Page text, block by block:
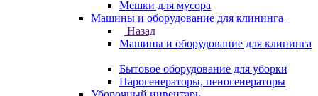
Мешки для мусора
Машины и оборудование для клининга
Назад
Машины и оборудование для клининга
Бытовое оборудование для уборки
Парогенераторы, пеногенераторы